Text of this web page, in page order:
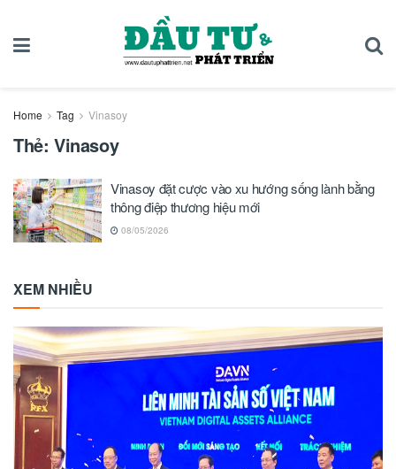
Home Tag Vinasoy
Thẻ: Vinasoy
Vinasoy đặt cược vào xu hướng sống lành bằng
thông điệp thương hiệu mới
08/05/2026
XEM NHIỀU